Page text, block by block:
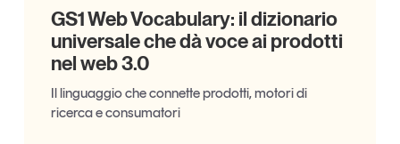
GS1 Web Vocabulary: il dizionario
universale che dà voce ai prodotti
nel web 3.0
Il linguaggio che connette prodotti, motori di
ricerca e consumatori